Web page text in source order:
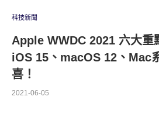
科技新聞
Apple WWDC 2021 六大重
iOS 15、macOS 12、Mac
喜！
2021-06-05